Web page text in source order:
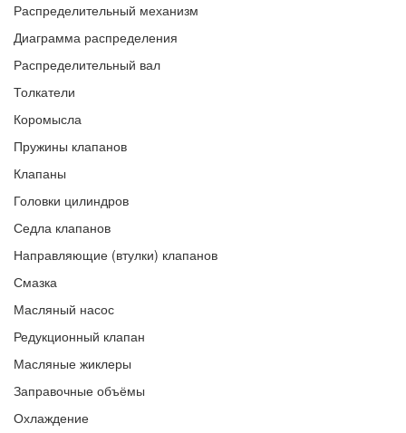
Распределительный механизм
Диаграмма распределения
Распределительный вал
Толкатели
Коромысла
Пружины клапанов
Клапаны
Головки цилиндров
Седла клапанов
Направляющие (втулки) клапанов
Смазка
Масляный насос
Редукционный клапан
Масляные жиклеры
Заправочные объёмы
Охлаждение